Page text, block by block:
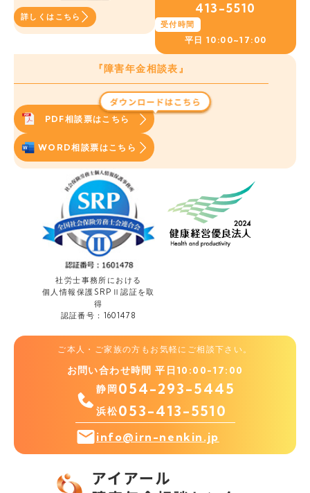
詳しくはこちら
413-5510
受付時間
平日 10:00~17:00
『障害年金相談表』
PDF相談票はこちら
WORD相談票はこちら
社労士事務所における
個人情報保護SRPⅡ認証を取
得
認証番号：1601478
ご本人・ご家族の方もお気軽にご相談下さい。
お問い合わせ時間 平日10:00-17:00
静岡054-293-5445
浜松053-413-5510
info@irn-nenkin.jp